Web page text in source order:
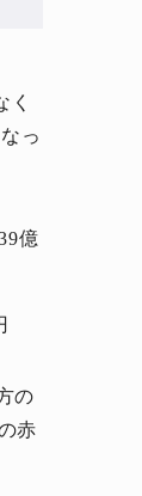
く
っ
億
の
赤